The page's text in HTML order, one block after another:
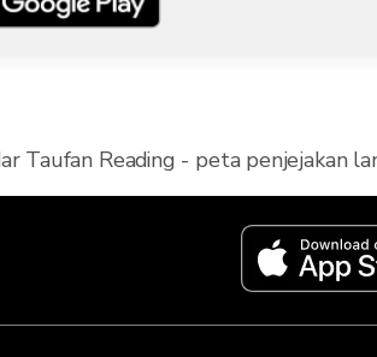
Taufan Reading - peta penjejakan